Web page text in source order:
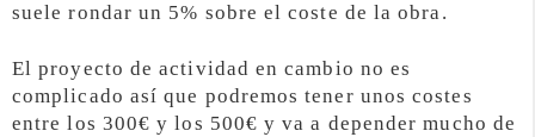
suele rondar un 5% sobre el coste de la obra.
El proyecto de actividad en cambio no es
complicado así que podremos tener unos costes
entre los 300€ y los 500€ y va a depender mucho de